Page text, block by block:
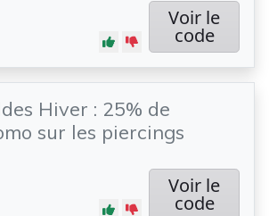
Voir le
code
Hiver : 25% de
sur les piercings
Voir le
code